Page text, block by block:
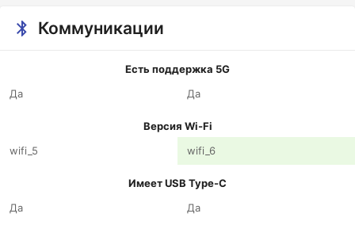
Коммуникации
Есть поддержка 5G
Да
Да
Версия Wi-Fi
wifi_5
wifi_6
Имеет USB Type-C
Да
Да